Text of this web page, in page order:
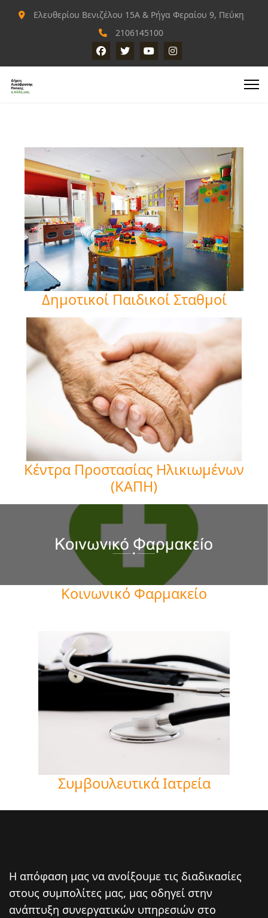
Ελευθερίου Βενιζέλου 15Α & Ρήγα Φεραίου 9, Πεύκη
2106145100
Δημοτικοί Παιδικοί Σταθμοί
Κέντρα Προστασίας Ηλικιωμένων
(ΚΑΠΗ)
Κοινωνικό Φαρμακείο
Συμβουλευτικά Ιατρεία
Η απόφαση μας να ανοίξουμε τις διαδικασίες
στους συμπολίτες μας, μας οδηγεί στην
ανάπτυξη συνεργατικών υπηρεσιών στο